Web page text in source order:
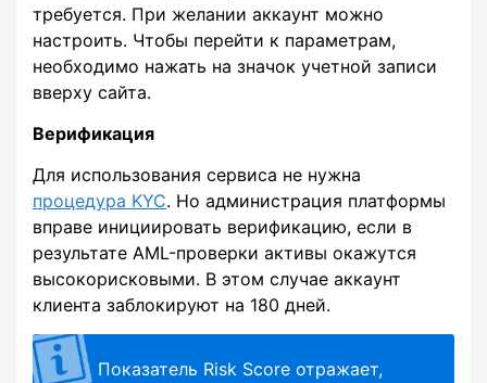
требуется. При желании аккаунт можно
настроить. Чтобы перейти к параметрам,
необходимо нажать на значок учетной записи
вверху сайта.
Верификация
Для использования сервиса не нужна
процедура KYC. Но администрация платформы
вправе инициировать верификацию, если в
результате AML-проверки активы окажутся
высокорисковыми. В этом случае аккаунт
клиента заблокируют на 180 дней.
Показатель Risk Score отражает,